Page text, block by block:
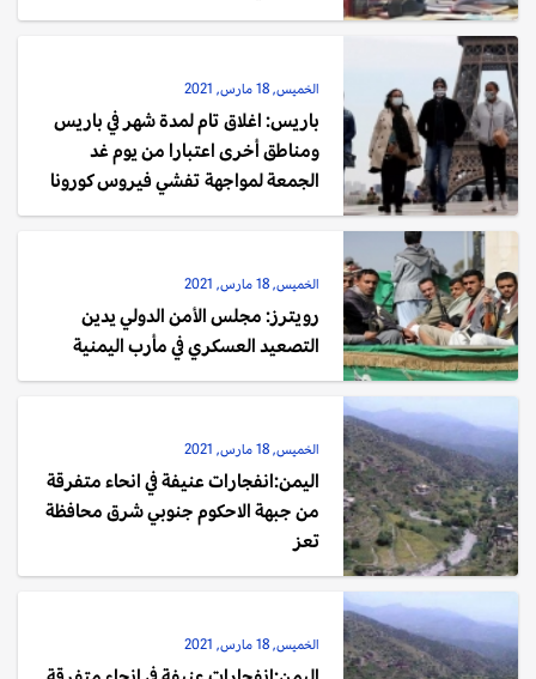
الخميس, 18 مارس, 2021
باريس: اغلاق تام لمدة شهر في باريس
ومناطق أخرى اعتبارا من يوم غد
الجمعة لمواجهة تفشي فيروس كورونا
الخميس, 18 مارس, 2021
رويترز: مجلس الأمن الدولي يدين
التصعيد العسكري في مأرب اليمنية
الخميس, 18 مارس, 2021
اليمن:انفجارات عنيفة في انحاء متفرقة
من جبهة الاحكوم جنوبي شرق محافظة
تعز
الخميس, 18 مارس, 2021